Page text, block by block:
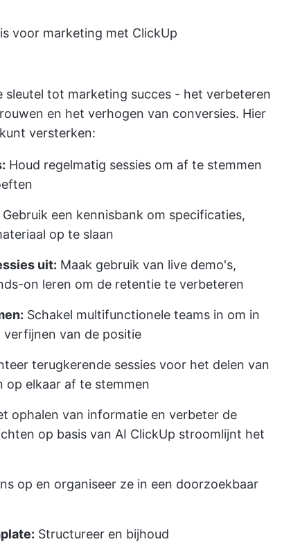
voor marketing met ClickUp
sleutel tot marketing succes - het verbeteren
en het verhogen van conversies. Hier
versterken:
Houd regelmatig sessies om af te stemmen
Gebruik een kennisbank om specificaties,
op te slaan
uit: Maak gebruik van live demo's,
on leren om de retentie te verbeteren
Schakel multifunctionele teams in om in
van de positie
terugkerende sessies voor het delen van
op elkaar af te stemmen
ophalen van informatie en verbeter de
op basis van AI ClickUp stroomlijnt het
op en organiseer ze in een doorzoekbaar
Structureer en bijhoud